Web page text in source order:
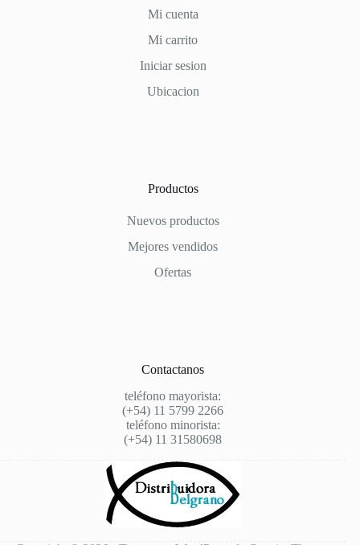
Mi cuenta
Mi carrito
Iniciar sesion
Ubicacion
Productos
Nuevos productos
Mejores vendidos
Ofertas
Contactanos
teléfono mayorista:
(+54) 11 5799 2266
teléfono minorista:
(+54) 11 31580698